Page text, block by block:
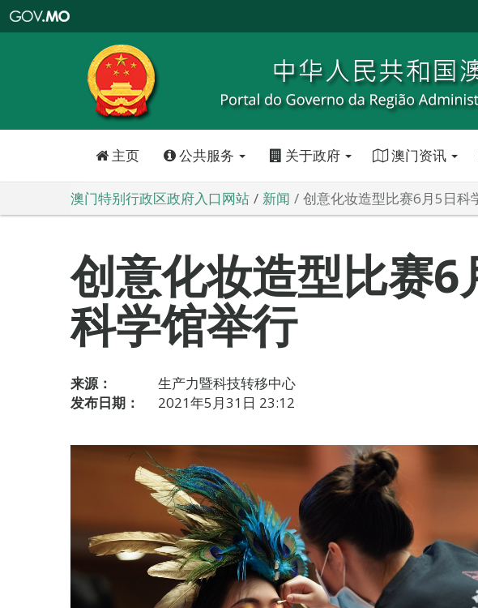
特
政
区
政
口
主页 公共服务 关于政府 澳门资讯
澳门特别行政区政府入口网站 新闻 创意化妆造型比赛6月5日科
创意化妆造型比赛6
科学馆举行
来源：
生产力暨科技转移中心
发布日期：
2021年5月31日 23:12